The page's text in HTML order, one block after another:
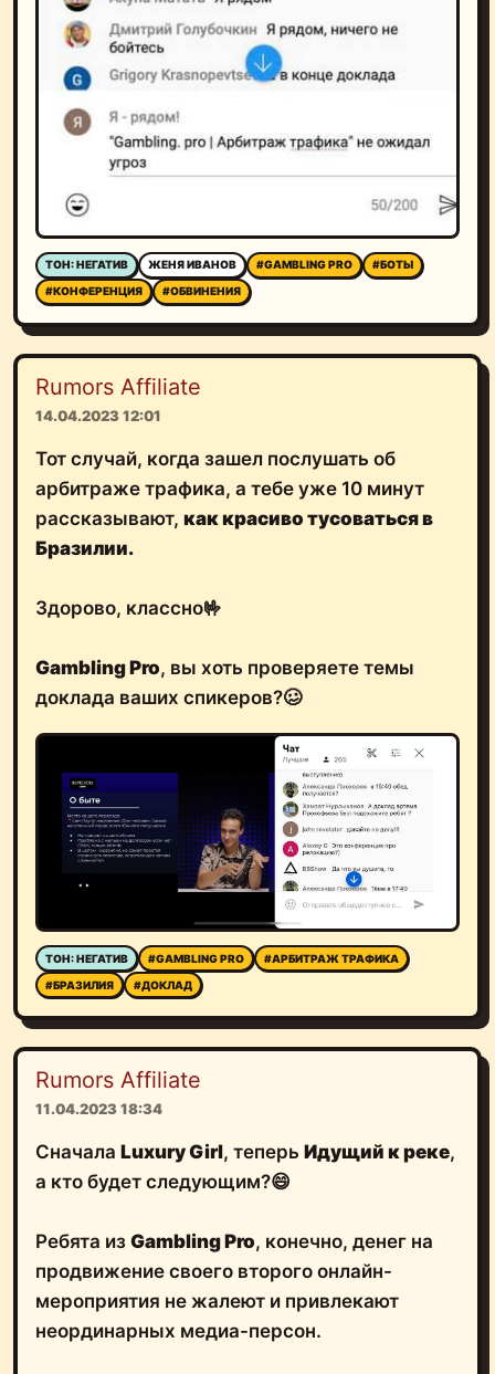
ТОН: НЕГАТИВ ЖЕНЯ ИВАНОВ #GAMBLING PRO
#БОТЫ
#КОНФЕРЕНЦИЯ
#ОБВИНЕНИЯ
Rumors Affiliate
14.04.2023 12:01
Тот случай, когда зашел послушать об
арбитраже трафика, а тебе уже 10 минут
рассказывают, как красиво тусоваться в
Бразилии.
Здорово, классно🤟
Gambling Pro, вы хоть проверяете темы
доклада ваших спикеров?🥴
ТОН: НЕГАТИВ #GAMBLING PRO
#АРБИТРАЖ ТРАФИКА
#БРАЗИЛИЯ
#ДОКЛАД
Rumors Affiliate
11.04.2023 18:34
Сначала Luxury Girl, теперь Идущий к реке,
а кто будет следующим?😄
Ребята из Gambling Pro, конечно, денег на
продвижение своего второго онлайн-
мероприятия не жалеют и привлекают
неординарных медиа-персон.